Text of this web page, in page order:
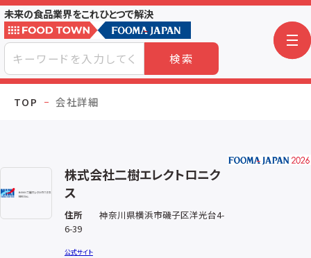
未来の食品業界をこれひとつで解決
検索
TOP 会社詳細
株式会社二樹エレクトロニク
ス
住所
神奈川県横浜市磯子区洋光台4-
6-39
公式サイト